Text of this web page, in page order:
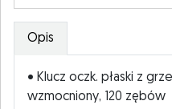
Opis
• Klucz oczk. płaski z
wzmocniony, 120 zębów